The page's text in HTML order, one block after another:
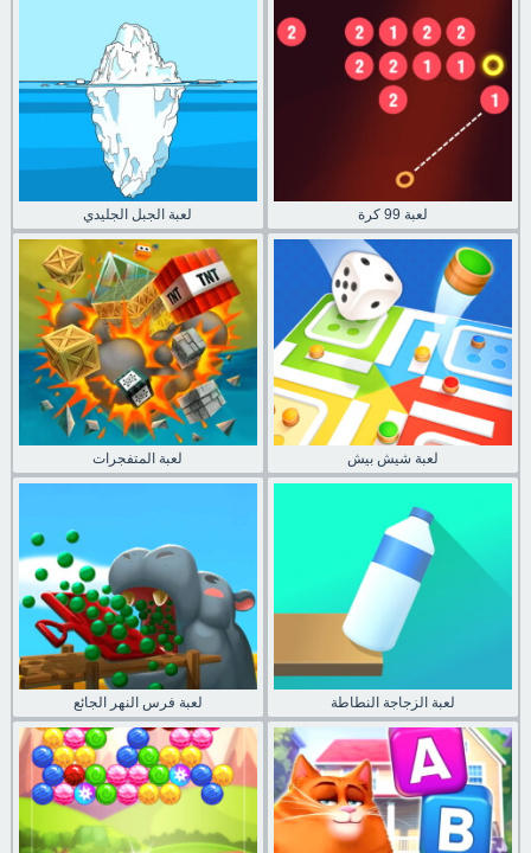
لعبة الجبل الجليدي لعبة 99 كرة
لعبة المتفجرات لعبة شيش بيش
لعبة فرس النهر الجائع لعبة الزجاجة النطاطة